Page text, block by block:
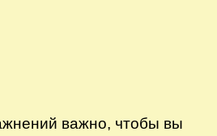
важно, чтобы вы